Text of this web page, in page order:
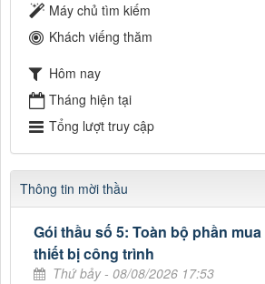
Máy chủ tìm kiếm
Khách viếng thăm
Hôm nay
Tháng hiện tại
Tổng lượt truy cập
Thông tin mời thầu
Gói thầu số 5: Toàn bộ phần
thiết bị công trình
Thứ bảy - 08/08/2026 17:53